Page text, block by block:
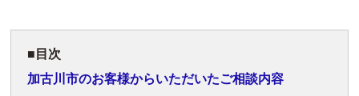
目次
加古川市のお客様からいただいたご相談内容